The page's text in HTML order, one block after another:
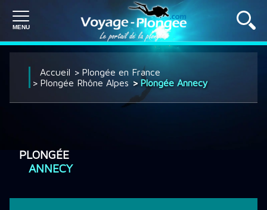
SÉJOUR PLONGÉE
CROISIÈRE PLONGÉE
Accueil
Plongée en France
Plongée Rhône Alpes
Plongée Annecy
PLONGÉE
ANNECY